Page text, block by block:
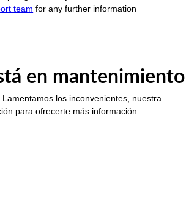
team for any further information
en mantenimiento
los inconvenientes, nuestra
para ofrecerte más información